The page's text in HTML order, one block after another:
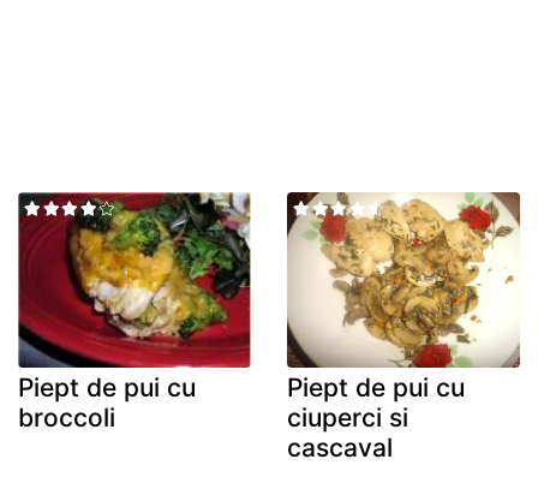
Piept de pui cu
broccoli
Piept de pui cu
ciuperci si
cascaval